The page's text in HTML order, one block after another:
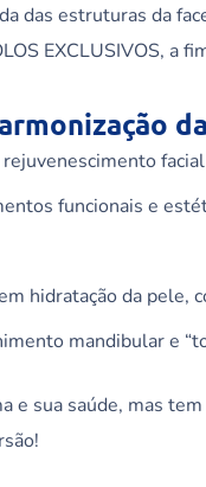
das estruturas da
EXCLUSIVOS, a
funcionais e
hidratação da
mandibular e
sua saúde, mas